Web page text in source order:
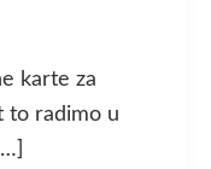
karte za
to radimo u